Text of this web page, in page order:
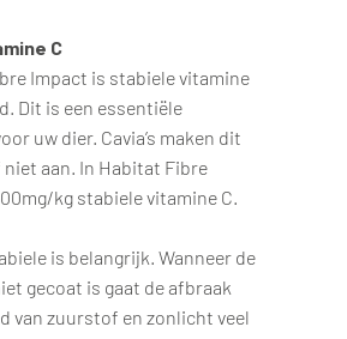
C
Impact is stabiele vitamine
Dit is een essentiële
uw dier. Cavia’s maken dit
aan. In Habitat Fibre
kg stabiele vitamine C.
is belangrijk. Wanneer de
gecoat is gaat de afbraak
van zuurstof en zonlicht veel